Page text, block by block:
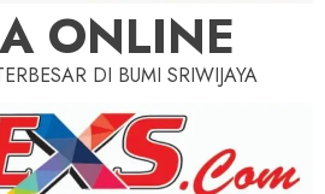
ONLINE
DI BUMI SRIWIJAYA